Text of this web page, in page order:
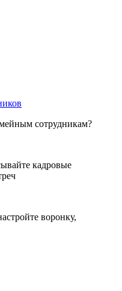
сотрудникам?
кадровые
воронку,